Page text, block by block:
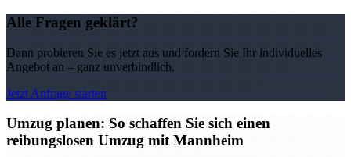
Alle Fragen geklärt?
Dann probieren Sie es jetzt aus und fordern Sie Ihr individuelles
Angebot an – ganz unverbindlich.
Jetzt Anfrage starten
Umzug planen: So schaffen Sie sich einen
reibungslosen Umzug mit Mannheim